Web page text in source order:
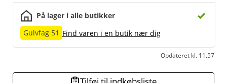
På lager i alle butikker
Gulvfag 51 Find varen i en butik nær dig
Opdateret kl. 11.57